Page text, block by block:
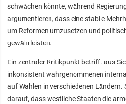
schwächen könnte, während
argumentieren, dass eine stabile
um Reformen umzusetzen und
gewährleisten.
Ein zentraler Kritikpunkt betrifft aus
inkonsistent wahrgenommenen
auf Wahlen in verschiedenen Ländern.
darauf, dass westliche Staaten die